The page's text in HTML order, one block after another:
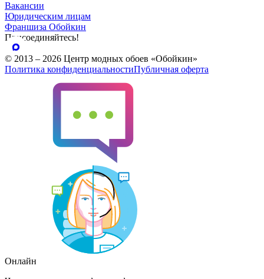
Вакансии
Юридическим лицам
Франшиза Обойкин
Присоединяйтесь!
© 2013 – 2026 Центр модных обоев «Обойкин»
Политика конфиденциальностиПубличная оферта
Онлайн